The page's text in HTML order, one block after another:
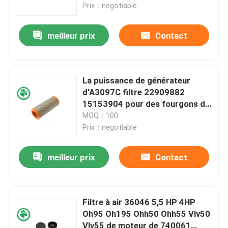
Maison
Prix：negotiable
meilleur prix Contact
La puissance de générateur
d'A3097C filtre 22909882
15153904 pour des fourgons de
Chev GMC d'autobus d'oiseau
bleu
MOQ：100
Prix：negotiable
meilleur prix Contact
Filtre à air 36046 5,5 HP 4HP
Oh95 Oh195 Ohh50 Ohh55 Vlv50
Vlv55 de moteur de 740061